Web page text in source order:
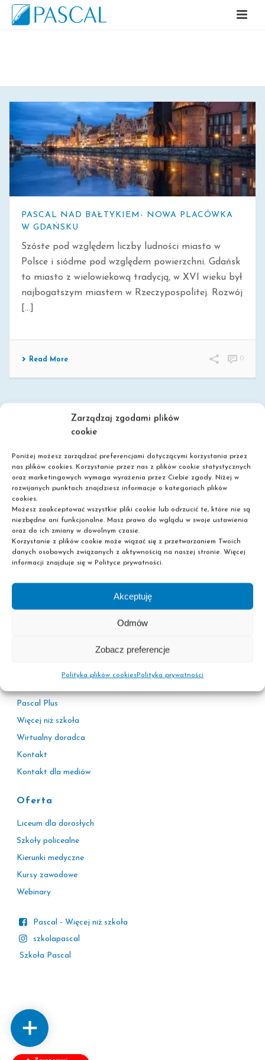
Zarządzaj zgodami plików
cookie
Poniżej możesz zarządzać preferencjami dotyczącymi korzystania przez
nas plików cookies. Korzystanie przez nas z plików cookie statystycznych
oraz marketingowych wymaga wyrażenia przez Ciebie zgody. Niżej w
rozwijanych punktach znajdziesz informacje o kategoriach plików
cookies.
Możesz zaakceptować wszystkie pliki cookie lub odrzucić te, które nie są
niezbędne ani funkcjonalne. Masz prawo do wglądu w swoje ustawienia
oraz do ich zmiany w dowolnym czasie.
Korzystanie z plików cookie może wiązać się z przetwarzaniem Twoich
danych osobowych związanych z aktywnością na naszej stronie. Więcej
informacji znajduje się w Polityce prywatności.
Akceptuję
Odmów
Zobacz preferencje
Polityka plików cookiesPolityka prywatności
PASCAL NAD BAŁTYKIEM- NOWA PLACÓWKA
W GDAŃSKU
Szóste pod względem liczby ludności miasto w
Polsce i siódme pod względem powierzchni. Gdańsk
to miasto z wielowiekową tradycją, w XVI wieku był
najbogatszym miastem w Rzeczypospolitej. Rozwój
[...]
Read More 0
Szkoła policealna
Liceum dla dorosłych
Nie wymagamy matury!
Informacje
Pascal Plus
Więcej niż szkoła
Wirtualny doradca
Kontakt
Kontakt dla mediów
Oferta
Liceum dla dorosłych
Szkoły policealne
Kierunki medyczne
Kursy zawodowe
Webinary
Pascal - Więcej niż szkoła
szkolapascal
Szkoła Pascal